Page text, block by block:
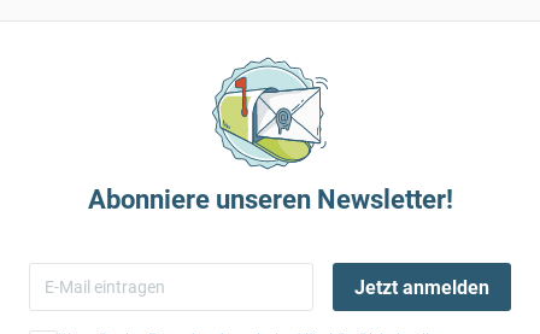
Abonniere unseren Newsletter!
Jetzt anmelden